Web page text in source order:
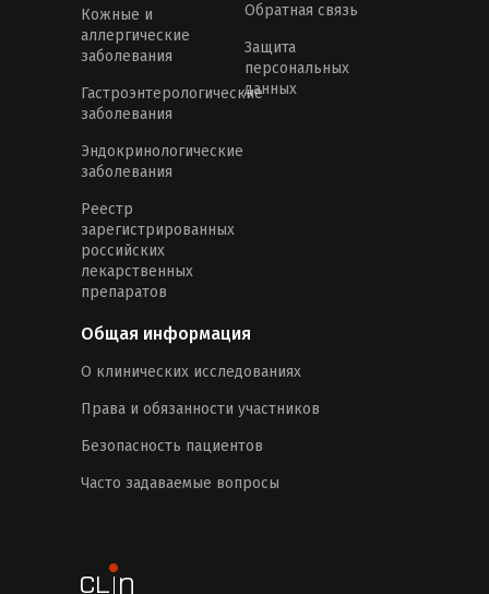
Кожные и
аллергические
заболевания
Гастроэнтерологические
заболевания
Эндокринологические
заболевания
Реестр
зарегистрированных
российских
лекарственных
препаратов
Обратная связь
Защита
персональных
данных
Общая информация
О клинических исследованиях
Права и обязанности участников
Безопасность пациентов
Часто задаваемые вопросы